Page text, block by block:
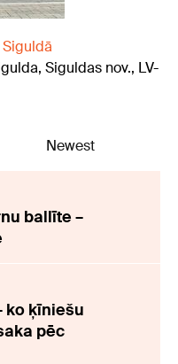
Siguldas nov., LV-
Newest
ballīte –
ko ķīniešu
pēc